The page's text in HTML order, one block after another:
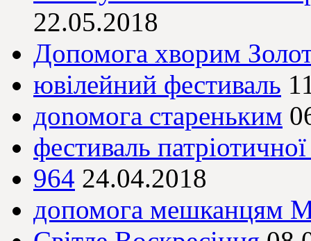
22.05.2018
Допомога хворим
ювілейний фестиваль
доnомога стареньким
фестиваль патріотичної
964 24.04.2018
допомога мешканцям